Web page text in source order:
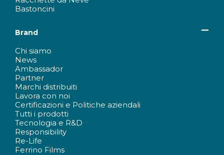
Bastoncini
Brand
Chi siamo
News
Ambassador
Partner
Marchi distribuiti
Lavora con noi
Certificazioni e Politiche aziendali
Tutti i prodotti
Tecnologia e R&D
Responsibility
Re-Life
Ferrino Films